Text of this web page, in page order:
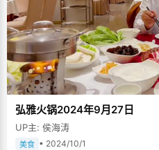
弘雅火锅2024年9月27日
UP主: 侯海涛
美食 • 2024/10/1